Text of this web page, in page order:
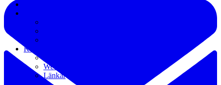
Kontakt
Webb
Länkar